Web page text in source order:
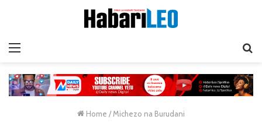
Home /Michezo na Burudani